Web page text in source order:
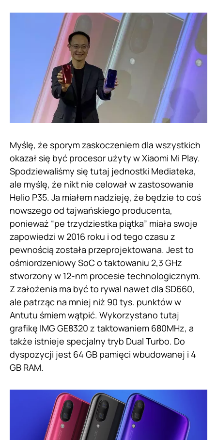
Myślę, że sporym zaskoczeniem dla wszystkich
okazał się być procesor użyty w Xiaomi Mi Play.
Spodziewaliśmy się tutaj jednostki Mediateka,
ale myślę, że nikt nie celował w zastosowanie
Helio P35. Ja miałem nadzieję, że będzie to coś
nowszego od tajwańskiego producenta,
ponieważ “pe trzydziestka piątka” miała swoje
zapowiedzi w 2016 roku i od tego czasu z
pewnością została przeprojektowana. Jest to
ośmiordzeniowy SoC o taktowaniu 2,3 GHz
stworzony w 12-nm procesie technologicznym.
Z założenia ma być to rywal nawet dla SD660,
ale patrząc na mniej niż 90 tys. punktów w
Antutu śmiem wątpić. Wykorzystano tutaj
grafikę IMG GE8320 z taktowaniem 680MHz, a
także istnieje specjalny tryb Dual Turbo. Do
dyspozycji jest 64 GB pamięci wbudowanej i 4
GB RAM.